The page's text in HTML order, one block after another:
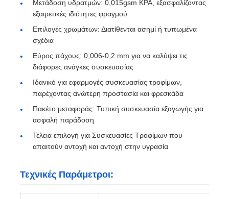
στρωμένο φύλλο αλουμινίου
Πάνελ με κηρήθρα αλουμινίου
Κηρήθρα αργιλίου
Καθρέφτη αλουμίνιο
Μετάδοση υδρατμών: 0,015gsm KPA, εξασφαλίζοντας
εξαιρετικές ιδιότητες φραγμού
Επιλογές χρωμάτων: Διατίθενται ασημί ή τυπωμένα
σχέδια
Εύρος πάχους: 0,006-0,2 mm για να καλύψει τις
διάφορες ανάγκες συσκευασίας
Ιδανικό για εφαρμογές συσκευασίας τροφίμων,
παρέχοντας ανώτερη προστασία και φρεσκάδα
Πακέτο μεταφοράς: Τυπική συσκευασία εξαγωγής για
ασφαλή παράδοση
Τέλεια επιλογή για Συσκευασίες Τροφίμων που
απαιτούν αντοχή και αντοχή στην υγρασία
Τεχνικές Παράμετροι: